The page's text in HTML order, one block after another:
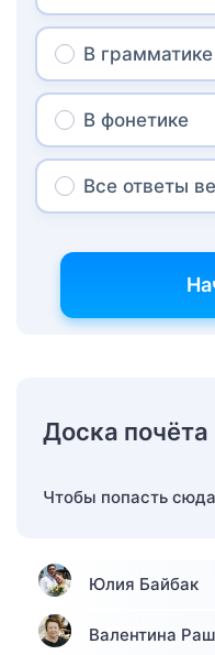
В грамматике
В фонетике
Все ответы
Доска почёта
Чтобы попасть
Юлия Байбак
Валентина